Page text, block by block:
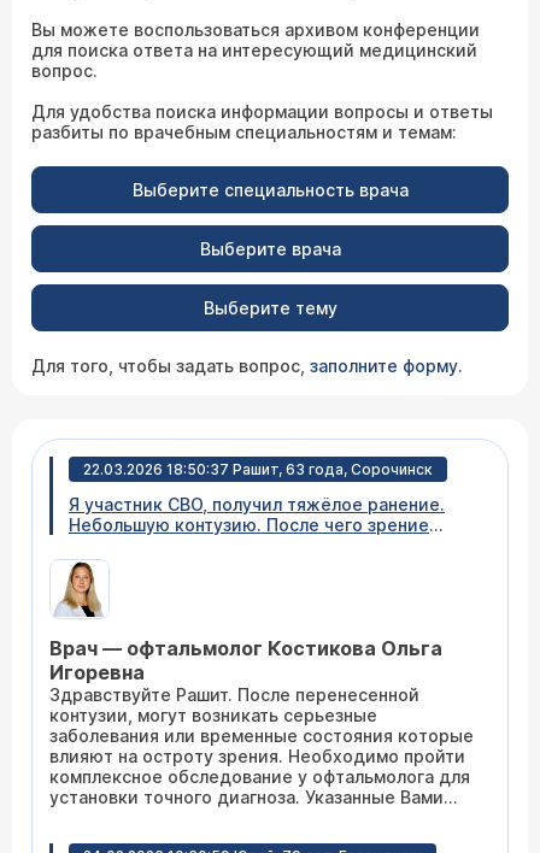
Вы можете воспользоваться архивом конференции
для поиска ответа на интересующий медицинский
вопрос.
Для удобства поиска информации вопросы и ответы
разбиты по врачебным специальностям и темам:
Выберите специальность врача
Выберите врача
Выберите тему
Для того, чтобы задать вопрос, заполните форму.
22.03.2026 18:50:37 Рашит, 63 года, Сорочинск
Я участник СВО, получил тяжёлое ранение.
Небольшую контузию. После чего зрение
мелкий текст, приходится пользоваться
очками+3. Можно ли применять Эмоксипин и
Тауфон.
Врач — офтальмолог Костикова Ольга
Игоревна
Здравствуйте Рашит. После перенесенной
контузии, могут возникать серьезные
заболевания или временные состояния которые
влияют на остроту зрения. Необходимо пройти
комплексное обследование у офтальмолога для
установки точного диагноза. Указанные Вами